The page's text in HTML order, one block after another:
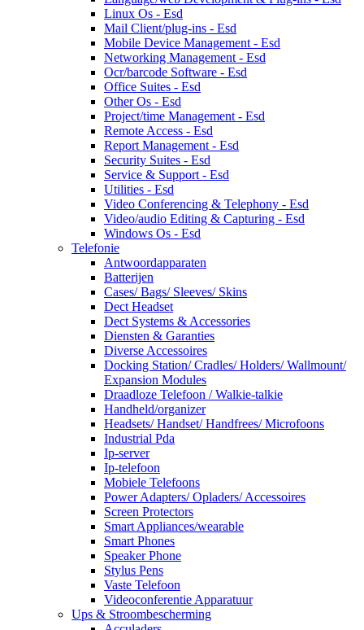
Linux Os - Esd
Mail Client/plug-ins - Esd
Mobile Device Management - Esd
Networking Management - Esd
Ocr/barcode Software - Esd
Office Suites - Esd
Other Os - Esd
Project/time Management - Esd
Remote Access - Esd
Report Management - Esd
Security Suites - Esd
Service & Support - Esd
Utilities - Esd
Video Conferencing & Telephony - Esd
Video/audio Editing & Capturing - Esd
Windows Os - Esd
Telefonie
Antwoordapparaten
Batterijen
Cases/ Bags/ Sleeves/ Skins
Dect Headset
Dect Systems & Accessories
Diensten & Garanties
Diverse Accessoires
Docking Station/ Cradles/ Holders/ Wallmount/
Expansion Modules
Draadloze Telefoon / Walkie-talkie
Handheld/organizer
Headsets/ Handset/ Handfrees/ Microfoons
Industrial Pda
Ip-server
Ip-telefoon
Mobiele Telefoons
Power Adapters/ Opladers/ Accessoires
Screen Protectors
Smart Appliances/wearable
Smart Phones
Speaker Phone
Stylus Pens
Vaste Telefoon
Videoconferentie Apparatuur
Ups & Stroombescherming